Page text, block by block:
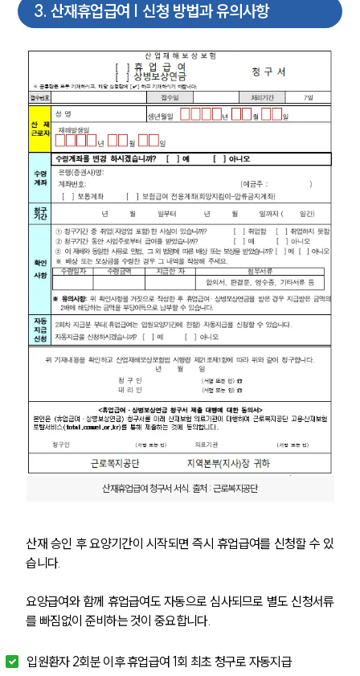
그룹소개
그룹소개
대륜의 강점
오시는 길
글로벌 파트너 로펌
고객의 소리
통합검색
AI대륜
업무사례
주요 업무사례
사례분석/최신동향
법률정보
산업안전·중대재해그룹 업무
전체
3. 산재휴업급여 | 신청 방법과 유의사항
산재휴업급여 청구서 서식. 출처 : 근로복지공단
산재 승인 후 요양기간이 시작되면 즉시 휴업급여를 신청할 수 있
습니다.
요양급여와 함께 휴업급여도 자동으로 심사되므로 별도 신청서류
를 빠짐없이 준비하는 것이 중요합니다.
입원환자 2회분 이후 휴업급여 1회 최초 청구로 자동지급